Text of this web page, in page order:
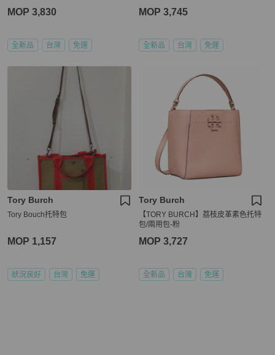
MOP 3,830
全新品 台灣 免運
MOP 3,745
全新品 台灣 免運
Tory Burch
Tory Bouch托特包
MOP 1,157
狀況良好 台灣 免運
Tory Burch
【TORY BURCH】荔枝皮革素色托特
包/兩用包-粉
MOP 3,727
全新品 台灣 免運